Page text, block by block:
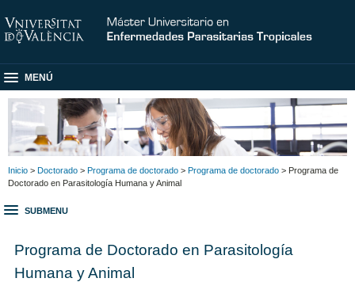
MENÚ
Inicio > Doctorado > Programa de doctorado > Programa de doctorado > Programa de
Doctorado en Parasitología Humana y Animal
SUBMENU
Programa de Doctorado en Parasitología
Humana y Animal